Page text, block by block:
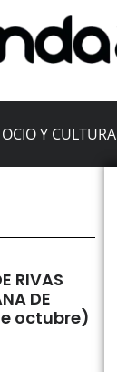
OCIO Y CULTURA
RIVAS
DE
octubre)